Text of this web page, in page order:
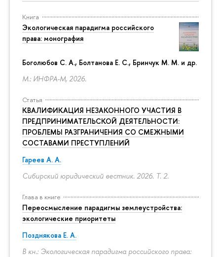
Книга
Экологическая парадигма российского
права: монография
Боголюбов С. А., Болтанова Е. С., Бринчук М. М. и др.
М.: ИНФРА-М, 2026.
Статья
КВАЛИФИКАЦИЯ НЕЗАКОННОГО УЧАСТИЯ В
ПРЕДПРИНИМАТЕЛЬСКОЙ ДЕЯТЕЛЬНОСТИ:
ПРОБЛЕМЫ РАЗГРАНИЧЕНИЯ СО СМЕЖНЫМИ
СОСТАВАМИ ПРЕСТУПЛЕНИЙ
Гареев А. А.
Сибирский юридический вестник. 2026. Т. 2.
Глава в книге
Переосмысление парадигмы землеустройства:
экологические приоритеты
Позднякова Е. А.
В кн.: Экологическая парадигма российского права: